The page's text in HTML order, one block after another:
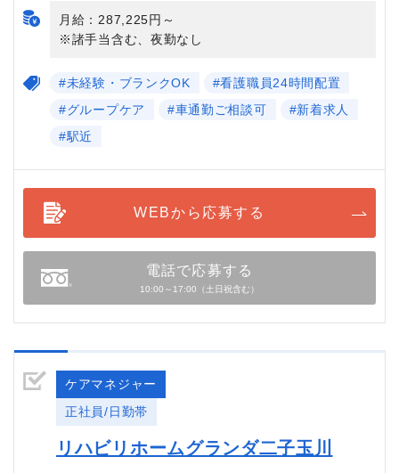
月給：287,225円～
※諸手当含む、夜勤なし
#未経験・ブランクOK
#看護職員24時間配置
#グループケア
#車通勤ご相談可
#新着求人
#駅近
WEBから応募する
電話で応募する
10:00～17:00（土日祝含む）
ケアマネジャー
正社員/日勤帯
リハビリホームグランダ二子玉川